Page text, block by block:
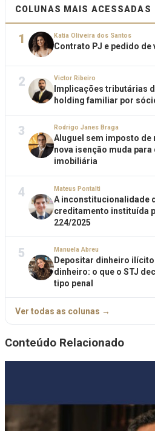
COLUNAS MAIS ACESSADAS
1 Katia Oliveira dos Santos
Contrato PJ e pedido
2 Victor Ribeiro
Implicações tributárias
holding familiar por
3 Rodrigo Janes Braga
Aluguel sem imposto de
nova isenção muda para
imobiliária
4 Mateus Pontalti
A inconstitucionalidade
creditamento instituída
224/2025
5 Manuela Abreu
Depositar dinheiro ilícito
dinheiro: o que o STJ
tipo penal
Ver todas as colunas →
Conteúdo Relacionado